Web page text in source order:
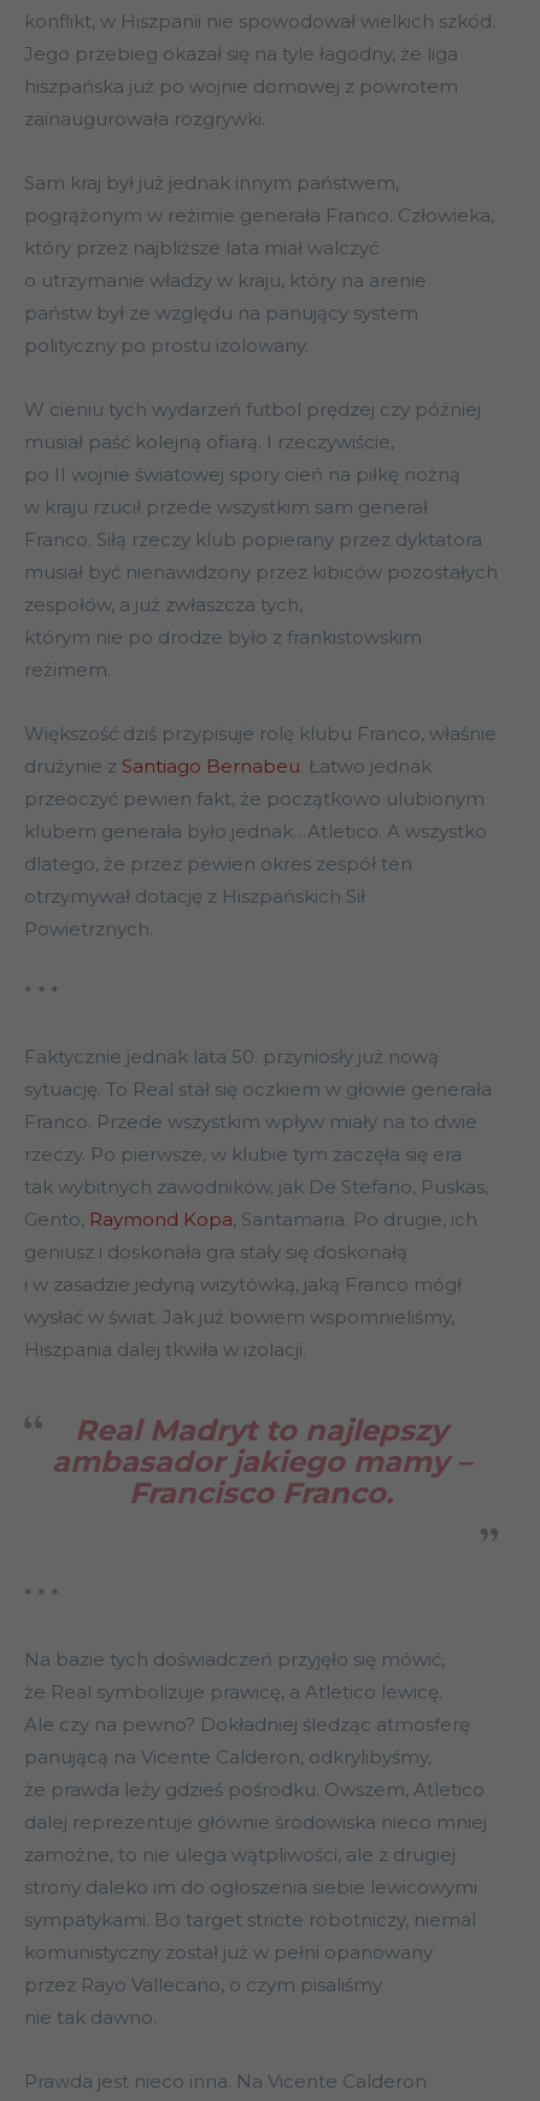
konflikt, w Hiszpanii nie spowodował wielkich szkód.
Jego przebieg okazał się na tyle łagodny, że liga
hiszpańska już po wojnie domowej z powrotem
zainaugurowała rozgrywki.
Sam kraj był już jednak innym państwem,
pogrążonym w reżimie generała Franco. Człowieka,
który przez najbliższe lata miał walczyć
o utrzymanie władzy w kraju, który na arenie
państw był ze względu na panujący system
polityczny po prostu izolowany.
W cieniu tych wydarzeń futbol prędzej czy później
musiał paść kolejną ofiarą. I rzeczywiście,
po II wojnie światowej spory cień na piłkę nożną
w kraju rzucił przede wszystkim sam generał
Franco. Siłą rzeczy klub popierany przez dyktatora
musiał być nienawidzony przez kibiców pozostałych
zespołów, a już zwłaszcza tych,
którym nie po drodze było z frankistowskim
reżimem.
Większość dziś przypisuje rolę klubu Franco, właśnie
drużynie z Santiago Bernabeu. Łatwo jednak
przeoczyć pewien fakt, że początkowo ulubionym
klubem generała było jednak…Atletico. A wszystko
dlatego, że przez pewien okres zespół ten
otrzymywał dotację z Hiszpańskich Sił
Powietrznych.
* * *
Faktycznie jednak lata 50. przyniosły już nową
sytuację. To Real stał się oczkiem w głowie generała
Franco. Przede wszystkim wpływ miały na to dwie
rzeczy. Po pierwsze, w klubie tym zaczęła się era
tak wybitnych zawodników, jak De Stefano, Puskas,
Gento, Raymond Kopa, Santamaria. Po drugie, ich
geniusz i doskonała gra stały się doskonałą
i w zasadzie jedyną wizytówką, jaką Franco mógł
wysłać w świat. Jak już bowiem wspomnieliśmy,
Hiszpania dalej tkwiła w izolacji.
Real Madryt to najlepszy
ambasador jakiego mamy –
Francisco Franco.
* * *
Na bazie tych doświadczeń przyjęło się mówić,
że Real symbolizuje prawicę, a Atletico lewicę.
Ale czy na pewno? Dokładniej śledząc atmosferę
panującą na Vicente Calderon, odkrylibyśmy,
że prawda leży gdzieś pośrodku. Owszem, Atletico
dalej reprezentuje głównie środowiska nieco mniej
zamożne, to nie ulega wątpliwości, ale z drugiej
strony daleko im do ogłoszenia siebie lewicowymi
sympatykami. Bo target stricte robotniczy, niemal
komunistyczny został już w pełni opanowany
przez Rayo Vallecano, o czym pisaliśmy
nie tak dawno.
Prawda jest nieco inna. Na Vicente Calderon